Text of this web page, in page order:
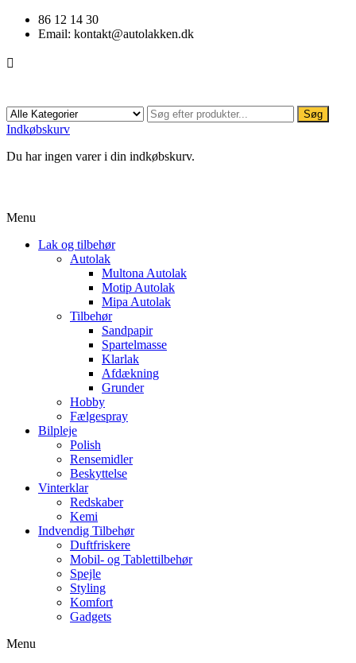
86 12 14 30
Email: kontakt@autolakken.dk

Søg
Indkøbskurv
Du har ingen varer i din indkøbskurv.
Menu
Lak og tilbehør
Autolak
Multona Autolak
Motip Autolak
Mipa Autolak
Tilbehør
Sandpapir
Spartelmasse
Klarlak
Afdækning
Grunder
Hobby
Fælgespray
Bilpleje
Polish
Rensemidler
Beskyttelse
Vinterklar
Redskaber
Kemi
Indvendig Tilbehør
Duftfriskere
Mobil- og Tablettilbehør
Spejle
Styling
Komfort
Gadgets
Menu